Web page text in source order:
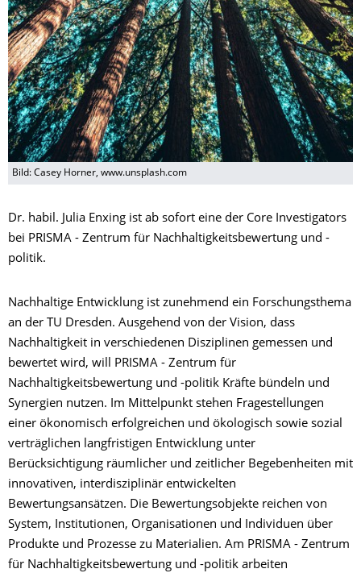
Bild: Casey Horner, www.unsplash.com
Dr. habil. Julia Enxing ist ab sofort eine der Core Investigators
bei PRISMA - Zentrum für Nachhaltigkeitsbewertung und -
politik.
Nachhaltige Entwicklung ist zunehmend ein Forschungsthema
an der TU Dresden. Ausgehend von der Vision, dass
Nachhaltigkeit in verschiedenen Disziplinen gemessen und
bewertet wird, will PRISMA - Zentrum für
Nachhaltigkeitsbewertung und -politik Kräfte bündeln und
Synergien nutzen. Im Mittelpunkt stehen Fragestellungen
einer ökonomisch erfolgreichen und ökologisch sowie sozial
verträglichen langfristigen Entwicklung unter
Berücksichtigung räumlicher und zeitlicher Begebenheiten mit
innovativen, interdisziplinär entwickelten
Bewertungsansätzen. Die Bewertungsobjekte reichen von
System, Institutionen, Organisationen und Individuen über
Produkte und Prozesse zu Materialien. Am PRISMA - Zentrum
für Nachhaltigkeitsbewertung und -politik arbeiten